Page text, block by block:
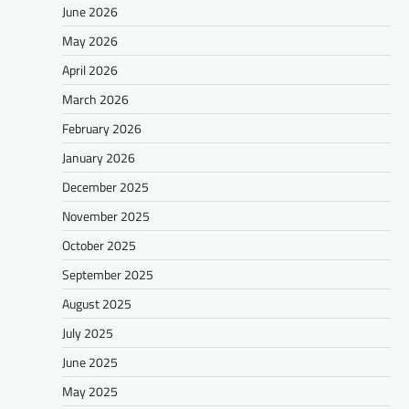
June 2026
May 2026
April 2026
March 2026
February 2026
January 2026
December 2025
November 2025
October 2025
September 2025
August 2025
July 2025
June 2025
May 2025